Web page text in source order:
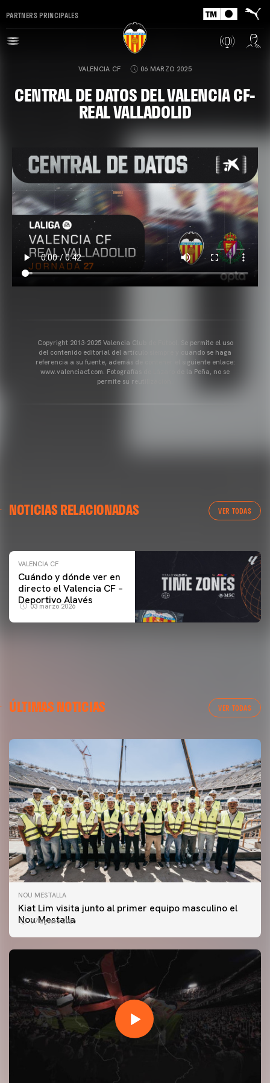
PARTNERS PRINCIPALES
VALENCIA CF 06 MARZO 2025
CENTRAL DE DATOS DEL VALENCIA CF-
REAL VALLADOLID
Copyright 2013-2025 Valencia Club de Fútbol. Se permite el uso
del contenido editorial del artículo siempre y cuando se haga
referencia a su fuente, además de contener el siguiente enlace:
www.valenciacf.com. Fotografías de Lázaro de la Peña, no se
permite su reutilización.
NOTICIAS RELACIONADAS VER TODAS
ENTRENAMIENTO DEL VALENCIA CF 04/03/26
VALENCIA CF
Cuándo y dónde ver en
directo el Valencia CF –
Deportivo Alavés
03 marzo 2026
ÚLTIMAS NOTICIAS VER TODAS
NOU MESTALLA
Kiat Lim visita junto al primer equipo masculino el
Nou Mestalla
07 agosto 2026